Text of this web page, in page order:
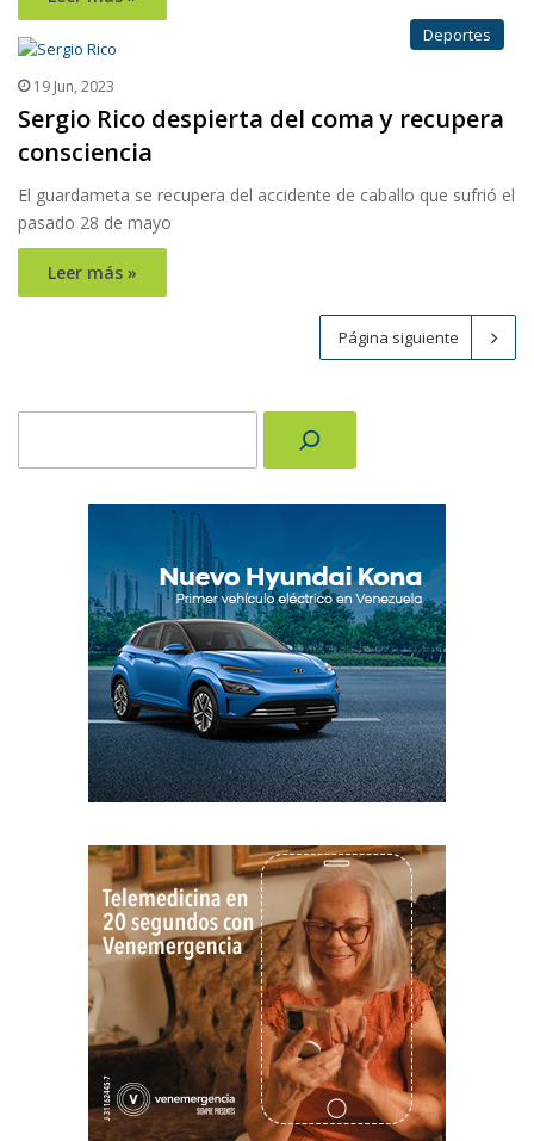
Deportes
19 Jun, 2023
Sergio Rico despierta del coma y recupera
consciencia
El guardameta se recupera del accidente de caballo que sufrió el
pasado 28 de mayo
Leer más »
Página siguiente